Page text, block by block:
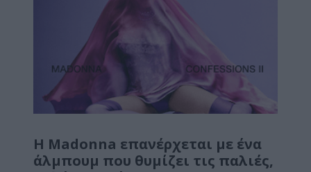
Η Madonna επανέρχεται με ένα
άλμπουμ που θυμίζει τις παλιές,